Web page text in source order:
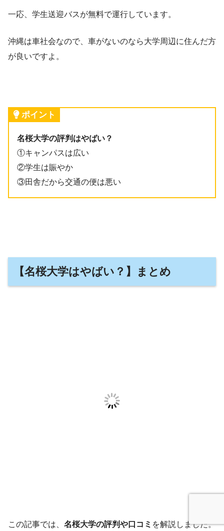
一応、学生送迎バスが無料で運行しています。
沖縄は車社会なので、車がないのなら大学周辺に住んだ方
が良いですよ。
ポイント
名桜大学の評判はやばい？
①キャンパスは広い
②学生は賑やか
③田舎だから交通の便は悪い
【名桜大学はやばい？】まとめ
この記事では、 名桜大学の評判や口コミ を解説しました。